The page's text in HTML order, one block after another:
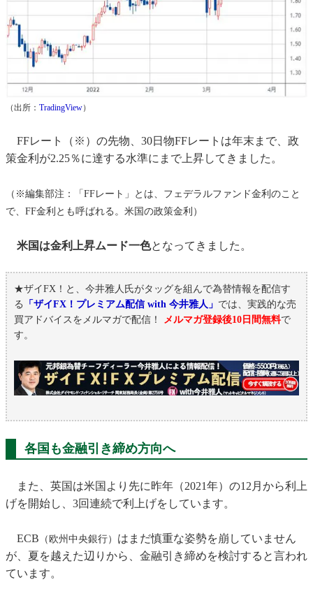
（出所： TradingView）
FFレート（※）の先物、30日物FFレートは年末まで、政
策金利が2.25％に達する水準にまで上昇してきました。
（※編集部注：「FFレート」とは、フェデラルファンド金利のこと
で、FF金利とも呼ばれる。米国の政策金利）
米国は金利上昇ムード一色となってきました。
★ザイFX！と、今井雅人氏がタッグを組んで為替情報を配信す
る
「ザイFX！プレミアム配信 with 今井雅人」 では、実践的な売
買アドバイスをメルマガで配信！
メルマガ登録後10日間無料で
す。
各国も金融引き締め方向へ
また、英国は米国より先に昨年（2021年）の12月から利上
げを開始し、3回連続で利上げをしています。
ECB （欧州中央銀行） はまだ慎重な姿勢を崩していません
が、夏を越えた辺りから、金融引き締めを検討すると言われ
ています。